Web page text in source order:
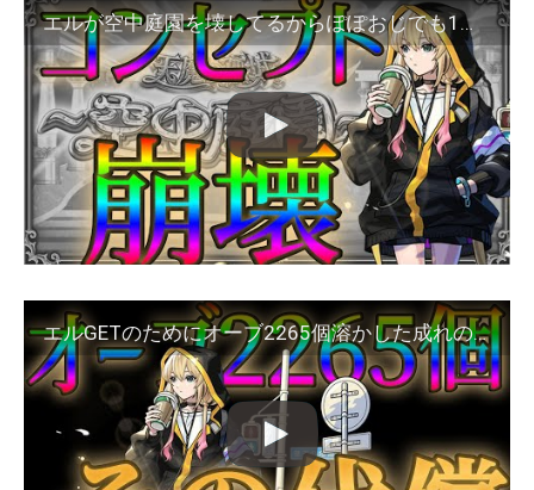
エルが空中庭園を壊してるからぽぽおじでも1発で勝てるって本当ですか？【モンスト】
エルGETのためにオーブ2265個溶かした成れの果てがこちら【モンスト】